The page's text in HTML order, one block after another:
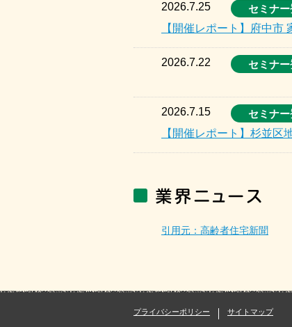
2026.7.25
セミナ
【開催レポート】府中
2026.7.22 セミナ
2026.7.15
セミナ
【開催レポート】杉並
引用元：高齢者住宅新聞
プライバシーポリシー サイトマップ